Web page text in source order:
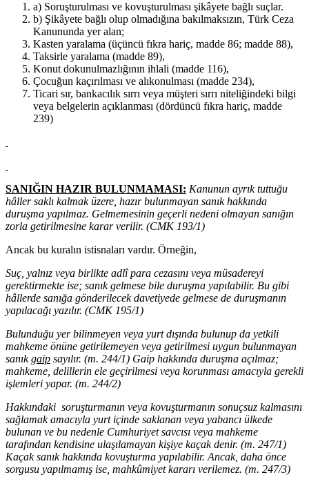
a) Soruşturulması ve kovuşturulması şikâyete bağlı suçlar.
b) Şikâyete bağlı olup olmadığına bakılmaksızın, Türk Ceza
Kanununda yer alan;
Kasten yaralama (üçüncü fıkra hariç, madde 86; madde 88),
Taksirle yaralama (madde 89),
Konut dokunulmazlığının ihlali (madde 116),
Çocuğun kaçırılması ve alıkonulması (madde 234),
Ticari sır, bankacılık sırrı veya müşteri sırrı niteliğindeki bilgi
veya belgelerin açıklanması (dördüncü fıkra hariç, madde
239)
SANIĞIN HAZIR BULUNMAMASI: Kanunun ayrık tuttuğu
hâller saklı kalmak üzere, hazır bulunmayan sanık hakkında
duruşma yapılmaz. Gelmemesinin geçerli nedeni olmayan sanığın
zorla getirilmesine karar verilir. (CMK 193/1)
Ancak bu kuralın istisnaları vardır. Örneğin,
Suç, yalnız veya birlikte adlî para cezasını veya müsadereyi
gerektirmekte ise; sanık gelmese bile duruşma yapılabilir. Bu gibi
hâllerde sanığa gönderilecek davetiyede gelmese de duruşmanın
yapılacağı yazılır. (CMK 195/1)
Bulunduğu yer bilinmeyen veya yurt dışında bulunup da yetkili
mahkeme önüne getirilemeyen veya getirilmesi uygun bulunmayan
sanıkgaip sayılır. (m. 244/1) Gaip hakkında duruşma açılmaz;
mahkeme, delillerin ele geçirilmesi veya korunması amacıyla gerekli
işlemleri yapar. (m. 244/2)
Hakkındaki soruşturmanın veya kovuşturmanın sonuçsuz kalmasını
sağlamak amacıyla yurt içinde saklanan veya yabancı ülkede
bulunan ve bu nedenle Cumhuriyet savcısı veya mahkeme
tarafından kendisine ulaşılamayan kişiye kaçak denir. (m. 247/1)
Kaçak sanık hakkında kovuşturma yapılabilir. Ancak, daha önce
sorgusu yapılmamış ise, mahkûmiyet kararı verilemez. (m. 247/3)